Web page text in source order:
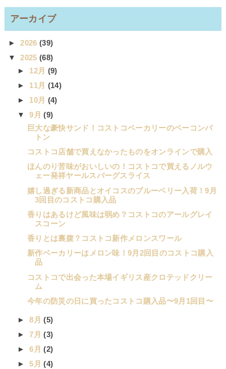
アーカイブ
►2026(39)
▼2025(68)
► 12月 (9)
► 11月 (14)
► 10月 (4)
▼9月(9)
巨大な豪快サンド！コストコベーカリーのベーコンバ
トン
コストコ店舗で買えなかったものをオンラインで購入
ほんのり苦味がおいしいの！コストコで買えるノルウ
ェー発祥ヤールスバーグスライス
嬉し過ぎる新商品とオイコスのブルーベリー入荷！9月
3回目のコストコ購入品
香りはあるけど風味は弱め？コストコのアールグレイ
スコーン
香りとは裏腹？コストコ新作メロンスワール
新作ベーカリーはメロン味！9月2回目のコストコ購入
品
コストコで出会った本場イギリス産クロテッドクリー
ム
今年の防災の日に買ったコストコ購入品〜9月1回目〜
►8月(5)
►7月(3)
►6月(2)
►5月(4)